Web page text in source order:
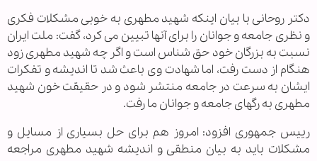
دکتر روحانی با بیان اینکه شهید مطهری به خوبی مشکلات فکری
و نظری جامعه و جوانان را برای آنها تبیین می کرد، گفت: ملت ایران
نسبت به بزرگان خود حق شناس است و اگر چه شهید مطهری زود
هنگام از دست رفت، اما شهادت وی باعث شد تا اندیشه و تفکرات
ایشان به سرعت در جامعه منتشر شود و در حقیقت خون شهید
مطهری به رگهای جامعه و جوانان ما رفت.
رییس جمهوری افزود: امروز هم برای حل بسیاری از مسایل و
مشکلات باید به بیان منطقی و اندیشه شهید مطهری مراجعه